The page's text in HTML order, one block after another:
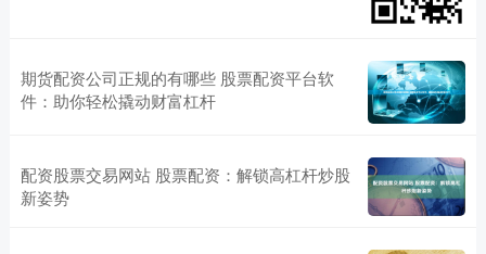
期货配资公司正规的有哪些 股票配资平台软
件：助你轻松撬动财富杠杆
配资股票交易网站 股票配资：解锁高杠杆炒股
新姿势